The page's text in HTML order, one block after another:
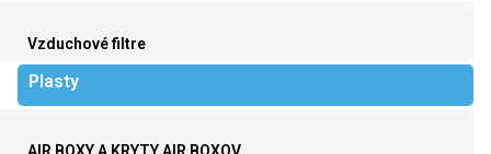
Vzduchové filtre
Plasty
AIR BOXY A KRYTY AIR BOXOV